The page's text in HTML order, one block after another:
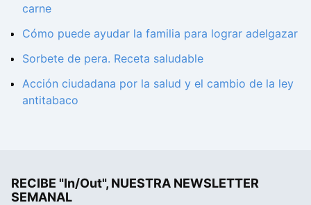
carne
Cómo puede ayudar la familia para lograr adelgazar
Sorbete de pera. Receta saludable
Acción ciudadana por la salud y el cambio de la ley
antitabaco
RECIBE "In/Out", NUESTRA NEWSLETTER
SEMANAL